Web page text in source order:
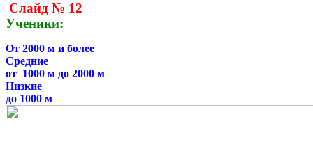
Слайд № 12
Ученики:
От 2000 м и более
Средние
от 1000 м до 2000 м
Низкие
до 1000 м